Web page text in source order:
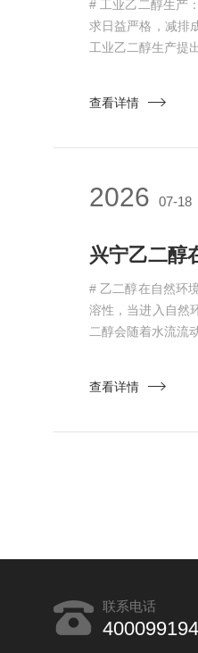
# 工业乙二醇生产
求日益严格，减排
工业乙二醇生产提
查看详情
2026 07-18
兴宁乙二醇
# 乙二醇在自然环
溶性，当进入自然
二醇会随着水流流
查看详情
联系电话